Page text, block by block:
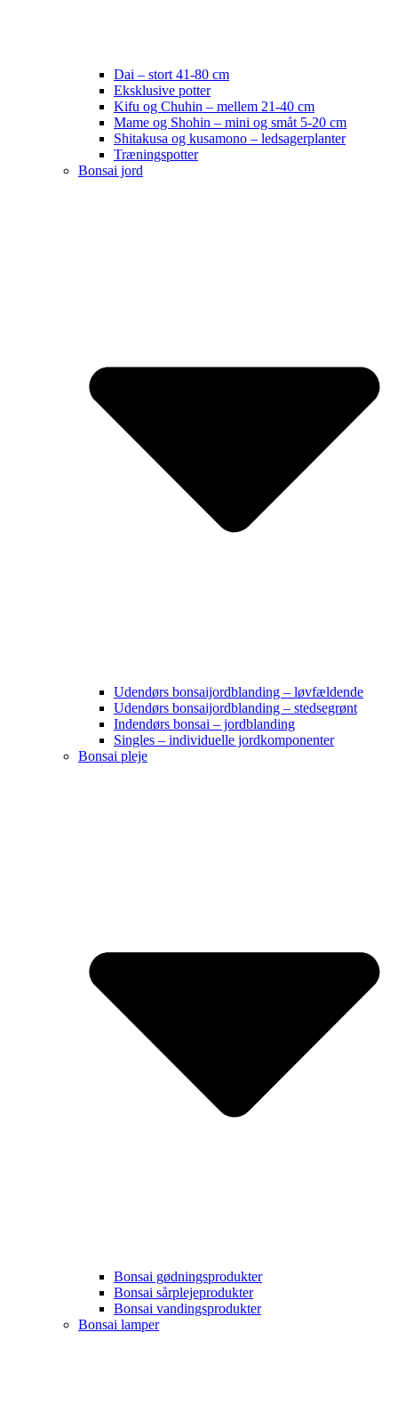
Dai – stort 41-80 cm
Eksklusive potter
Kifu og Chuhin – mellem 21-40 cm
Mame og Shohin – mini og småt 5-20 cm
Shitakusa og kusamono – ledsagerplanter
Træningspotter
Bonsai jord
Udendørs bonsaijordblanding – løvfældende
Udendørs bonsaijordblanding – stedsegrønt
Indendørs bonsai – jordblanding
Singles – individuelle jordkomponenter
Bonsai pleje
Bonsai gødningsprodukter
Bonsai sårplejeprodukter
Bonsai vandingsprodukter
Bonsai lamper